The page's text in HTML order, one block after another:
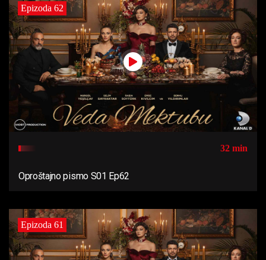
Epizoda 62
32 min
Oproštajno pismo S01 Ep62
Epizoda 61